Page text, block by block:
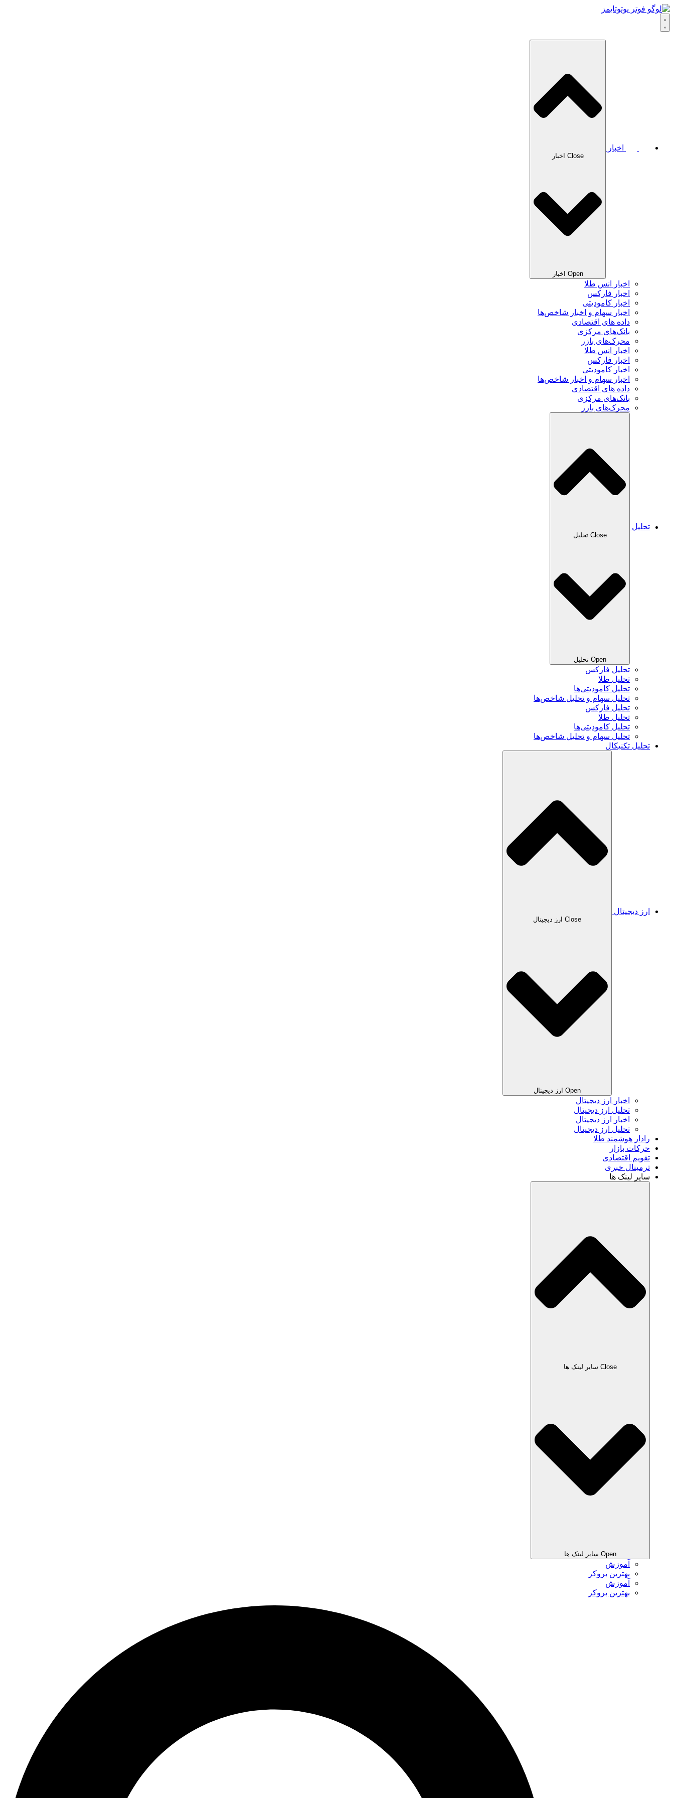
اخبار
Close اخبار
Open اخبار
اخبار انس طلا
اخبار فارکس
اخبار کامودیتی
اخبار سهام و اخبار شاخص‌ها
داده های اقتصادی
بانک‌های مرکزی
محرک‌های بازر
اخبار انس طلا
اخبار فارکس
اخبار کامودیتی
اخبار سهام و اخبار شاخص‌ها
داده های اقتصادی
بانک‌های مرکزی
محرک‌های بازر
تحلیل
Close تحلیل
Open تحلیل
تحلیل فارکس
تحلیل طلا
تحلیل کامودیتی‌ها
تحلیل سهام و تحلیل شاخص‌ها
تحلیل فارکس
تحلیل طلا
تحلیل کامودیتی‌ها
تحلیل سهام و تحلیل شاخص‌ها
تحلیل تکنیکال
ارز دیجیتال
Close ارز دیجیتال
Open ارز دیجیتال
اخبار ارز دیجیتال
تحلیل ارز دیجیتال
اخبار ارز دیجیتال
تحلیل ارز دیجیتال
رادار هوشمند طلا
حرکات بازار
تقویم اقتصادی
ترمینال خبری
سایر لینک ها
Close سایر لینک ها
Open سایر لینک ها
آموزش
بهترین بروکر
آموزش
بهترین بروکر